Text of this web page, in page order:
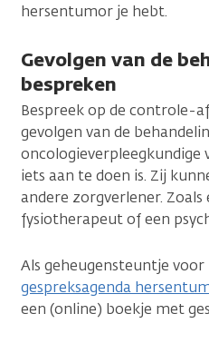
hersentumor je hebt.
Gevolgen van de
bespreken
Bespreek op de controle-
gevolgen van de
iets aan te doen is. Zij
andere zorgverlener.
fysiotherapeut of een
Als geheugensteuntje
gespreksagenda
een (online) boekje met